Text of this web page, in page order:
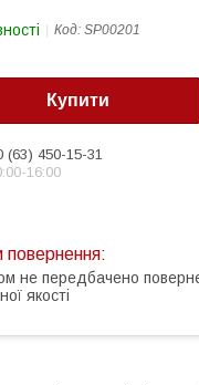
Код: SP00201
Купити
(63) 450-15-31
16:00
не передбачено
якості